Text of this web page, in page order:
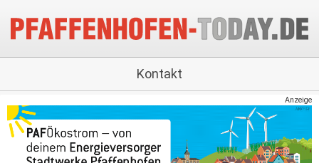
Kontakt
Anzeige